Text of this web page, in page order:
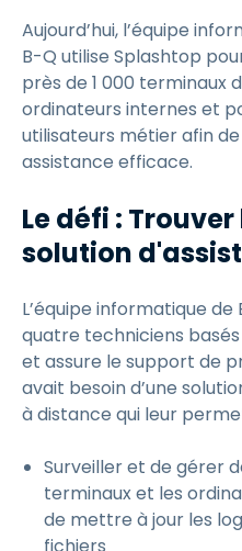
Aujourd’hui, l’équipe
B-Q utilise Splashtop
près de 1 000 terminaux
ordinateurs internes et
utilisateurs métier afin
assistance efficace.
Le défi :
solution
L’équipe informatique
quatre techniciens basés
et assure le support de
avait besoin d’une
à distance qui leur
Surveiller et de gérer
terminaux et les
de mettre à jour les